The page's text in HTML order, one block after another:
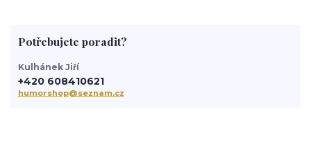
Potřebujete poradit?
Kulhánek Jiří
+420 608410621
humorshop@seznam.cz